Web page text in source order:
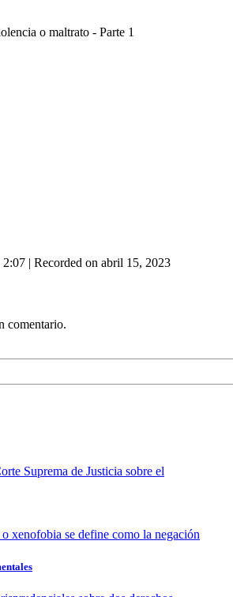
o maltrato - Parte 1
2:07 | Recorded on abril 15, 2023
comentario.
Suprema de Justicia sobre el
xenofobia se define como la negación